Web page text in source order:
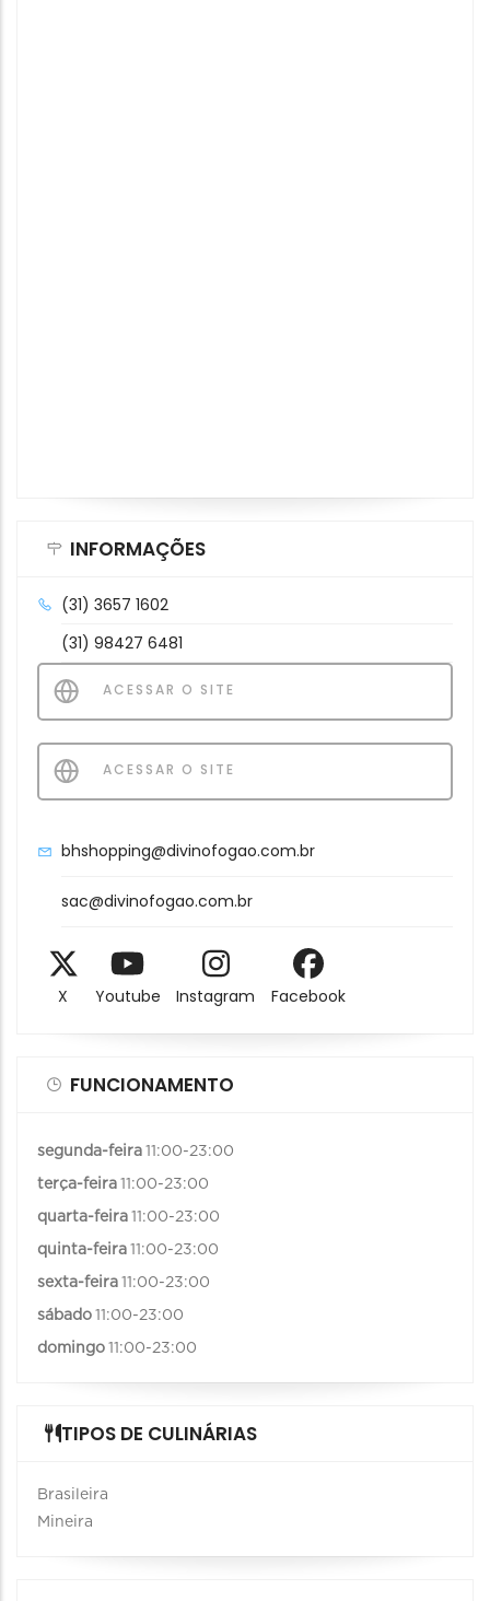
INFORMAÇÕES
(31) 3657 1602
(31) 98427 6481
ACESSAR O SITE
ACESSAR O SITE
bhshopping@divinofogao.com.br
sac@divinofogao.com.br
X Youtube Instagram Facebook
FUNCIONAMENTO
segunda-feira 11:00-23:00
terça-feira 11:00-23:00
quarta-feira 11:00-23:00
quinta-feira 11:00-23:00
sexta-feira 11:00-23:00
sábado 11:00-23:00
domingo 11:00-23:00
TIPOS DE CULINÁRIAS
Brasileira
Mineira